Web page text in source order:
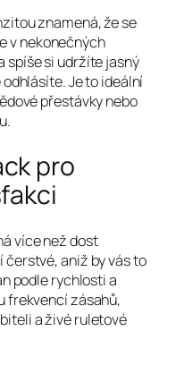
znamená, že se
v nekonečných
spíše si udržíte jasný
Je to ideální
přestávky nebo
pro
více než dost
aniž by vás to
podle rychlosti a
frekvencí zásahů,
a živé ruletové